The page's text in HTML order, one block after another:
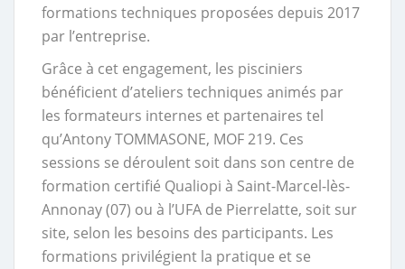
formations techniques proposées depuis 2017
par l’entreprise.
Grâce à cet engagement, les pisciniers
bénéficient d’ateliers techniques animés par
les formateurs internes et partenaires tel
qu’Antony TOMMASONE, MOF 219. Ces
sessions se déroulent soit dans son centre de
formation certifié Qualiopi à Saint-Marcel-lès-
Annonay (07) ou à l’UFA de Pierrelatte, soit sur
site, selon les besoins des participants. Les
formations privilégient la pratique et se